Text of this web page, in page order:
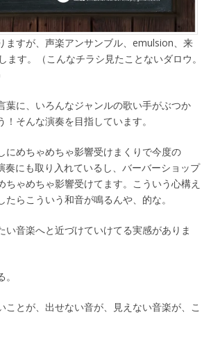
ますが、声楽アンサンブル、emulsion、来
ます。（こんなチラシ見たことないダロウ。
葉に、いろんなジャンルの歌い手がぶつか
！そんな演奏を目指しています。
にめちゃめちゃ影響受けまくりで今度の
奏にも取り入れているし、バーバーショップ
ちゃめちゃ影響受けてます。こういう心構え
たらこういう和音が鳴るんや、的な。
い音楽へと近づけていけてる実感がありま
ことが、出せない音が、見えない音楽が、こ